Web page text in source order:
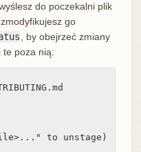
do poczekalni plik
zmodyfikujesz go
, by obejrzeć zmiany
te poza nią:
to unstage)